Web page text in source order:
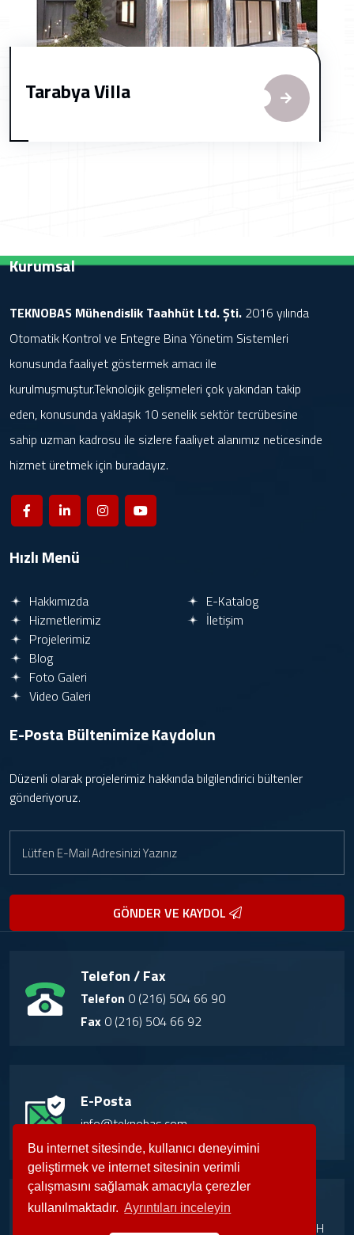
Bu internet sitesinde, kullanıcı deneyimini
geliştirmek ve internet sitesinin verimli
çalışmasını sağlamak amacıyla çerezler
kullanılmaktadır. Ayrıntıları inceleyin
Tarabya Villa
Kurumsal
TEKNOBAS Mühendislik Taahhüt Ltd. Şti. 2016 yılında
Otomatik Kontrol ve Entegre Bina Yönetim Sistemleri
konusunda faaliyet göstermek amacı ile
kurulmuşmuştur.Teknolojik gelişmeleri çok yakından takip
eden, konusunda yaklaşık 10 senelik sektör tecrübesine
sahip uzman kadrosu ile sizlere faaliyet alanımız neticesinde
hizmet üretmek için buradayız.
Hızlı Menü
Hakkımızda
Hizmetlerimiz
Projelerimiz
Blog
Foto Galeri
Video Galeri
E-Katalog
İletişim
E-Posta BültenimizeKaydolun
Düzenli olarak projelerimiz hakkında bilgilendirici bültenler
gönderiyoruz.
GÖNDER VE KAYDOL
Telefon / Fax
Telefon 0 (216) 504 66 90
Fax 0 (216) 504 66 92
E-Posta
info@teknobas.com
Adres
Girne Mah. Irmaklar Sok. Küçükyalı İş Merkezi H